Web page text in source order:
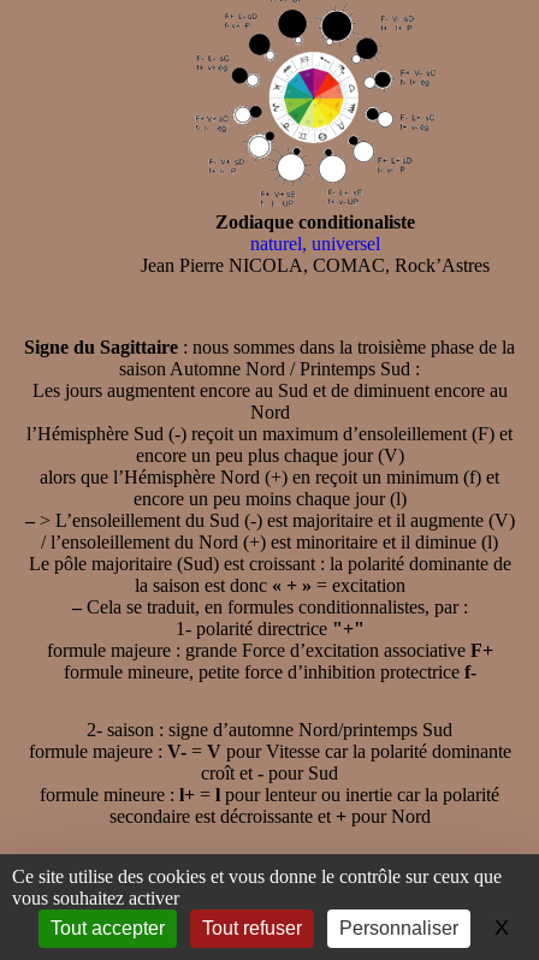
Zodiaque conditionaliste
naturel, universel
Jean Pierre NICOLA, COMAC, Rock’Astres
Signe du Sagittaire : nous sommes dans la troisième phase de la
saison Automne Nord / Printemps Sud :
Les jours augmentent encore au Sud et de diminuent encore au
Nord
l’Hémisphère Sud (-) reçoit un maximum d’ensoleillement (F) et
encore un peu plus chaque jour (V)
alors que l’Hémisphère Nord (+) en reçoit un minimum (f) et
encore un peu moins chaque jour (l)
–> L’ensoleillement du Sud (-) est majoritaire et il augmente (V)
/ l’ensoleillement du Nord (+) est minoritaire et il diminue (l)
Le pôle majoritaire (Sud) est croissant : la polarité dominante de
la saison est donc « + » = excitation
–Cela se traduit, en formules conditionnalistes, par :
1- polarité directrice "+"
formule majeure : grande Force d’excitation associative F+
formule mineure, petite force d’inhibition protectrice f-
2- saison : signe d’automne Nord/printemps Sud
formule majeure : V-= Vpour Vitesse car la polarité dominante
croît et - pour Sud
formule mineure : l+ = l pour lenteur ou inertie car la polarité
secondaire est décroissante et +pour Nord
3- période solsticiale
formule majeure : sens des Ensembles (
formule mineure : phase ultra-paradoxale (
UP
Ce site utilise des cookies et vous donne le contrôle sur ceux que
vous souhaitez activer
Tout accepter
Tout refuser Personnaliser X